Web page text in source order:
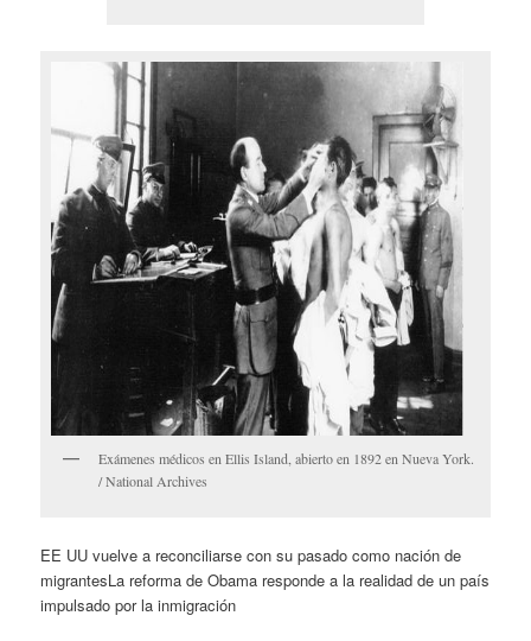
Exámenes médicos en Ellis Island, abierto en 1892 en Nueva York.
/ National Archives
EE UU vuelve a reconciliarse con su pasado como nación de
migrantesLa reforma de Obama responde a la realidad de un país
impulsado por la inmigración